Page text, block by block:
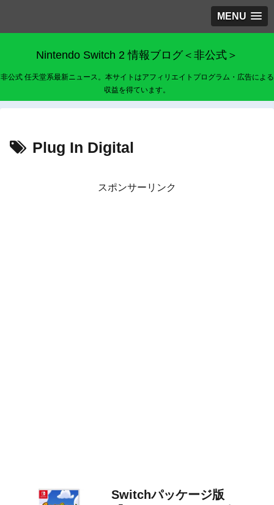
MENU
Nintendo Switch 2 情報ブログ＜非公式＞
非公式 任天堂系最新ニュース。本サイトはアフィリエイトプログラム・広告による
収益を得ています。
Plug In Digital
スポンサーリンク
Switchパッケージ版